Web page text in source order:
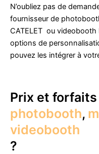
N’oubliez pas de
fournisseur de
CATELET ou videobooth
options de
pouvez les intégrer à
Prix et
photobooth,
videobooth
?